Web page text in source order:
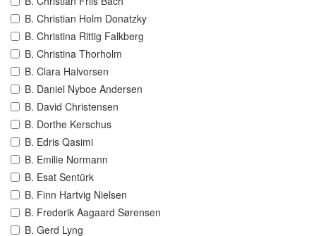
B. Christian Holm Donatzky
B. Christina Rittig Falkberg
B. Christina Thorholm
B. Clara Halvorsen
B. Daniel Nyboe Andersen
B. David Christensen
B. Dorthe Kerschus
B. Edris Qasimi
B. Emilie Normann
B. Esat Sentürk
B. Finn Hartvig Nielsen
B. Frederik Aagaard Sørensen
B. Gerd Lyng